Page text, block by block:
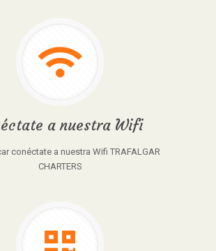
a nuestra Wifi
conéctate a nuestra Wifi TRAFALGAR
CHARTERS